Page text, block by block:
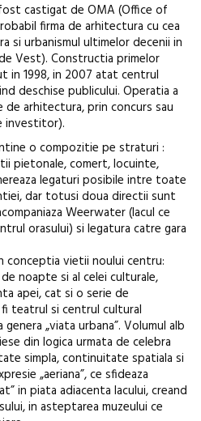
castigat de OMA (Office of
firma de arhitectura cu cea
si urbanismul ultimelor decenii in
Vest). Constructia primelor
in 1998, in 2007 atat centrul
deschise publicului. Operatia a
arhitectura, prin concurs sau
investitor).
o compozitie pe straturi :
pietonale, comert, locuinte,
legaturi posibile intre toate
dar totusi doua directii sunt
Weerwater (lacul ce
orasului) si legatura catre gara
conceptia vietii noului centru:
noapte si al celei culturale,
apei, cat si o serie de
teatrul si centrul cultural
„viata urbana”. Volumul alb
din logica urmata de celebra
simpla, continuitate spatiala si
„aeriana”, ce sfideaza
in piata adiacenta lacului, creand
in asteptarea muzeului ce